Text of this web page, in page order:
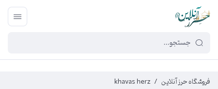
449f43cf-3da2-4422-bb12-2566cb5b8b05
فروشگاه حرز آنلاین /
khavas herz